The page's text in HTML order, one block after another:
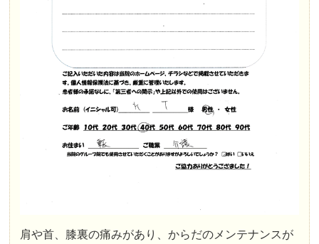
肩や首、膝裏の痛みがあり、からだのメンテナンスが